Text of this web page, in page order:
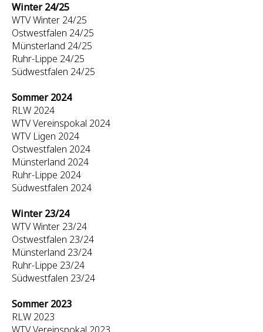
Winter 24/25
WTV Winter 24/25
Ostwestfalen 24/25
Münsterland 24/25
Ruhr-Lippe 24/25
Südwestfalen 24/25
Sommer 2024
RLW 2024
WTV Vereinspokal 2024
WTV Ligen 2024
Ostwestfalen 2024
Münsterland 2024
Ruhr-Lippe 2024
Südwestfalen 2024
Winter 23/24
WTV Winter 23/24
Ostwestfalen 23/24
Münsterland 23/24
Ruhr-Lippe 23/24
Südwestfalen 23/24
Sommer 2023
RLW 2023